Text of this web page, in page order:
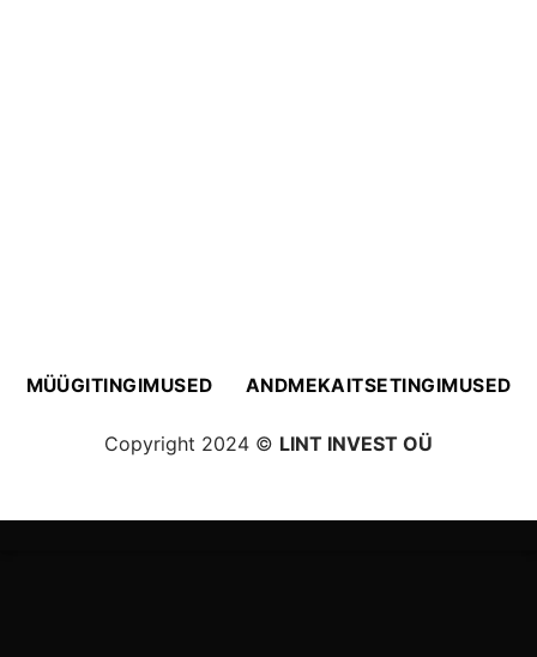
MÜÜGITINGIMUSED ANDMEKAITSETINGIMUSED
Copyright 2024 © LINT INVEST OÜ